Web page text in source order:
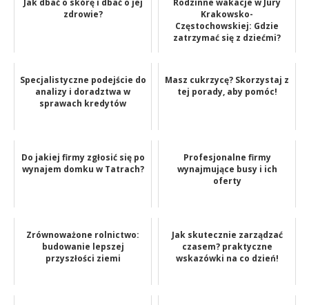
zdrowie?
Krakowsko-
Częstochowskiej: Gdzie
zatrzymać się z dziećmi?
Specjalistyczne podejście do
analizy i doradztwa w
sprawach kredytów
Masz cukrzycę? Skorzystaj z
tej porady, aby pomóc!
Do jakiej firmy zgłosić się po
wynajem domku w Tatrach?
Profesjonalne firmy
wynajmujące busy i ich
oferty
Zrównoważone rolnictwo:
budowanie lepszej
przyszłości ziemi
Jak skutecznie zarządzać
czasem? praktyczne
wskazówki na co dzień!